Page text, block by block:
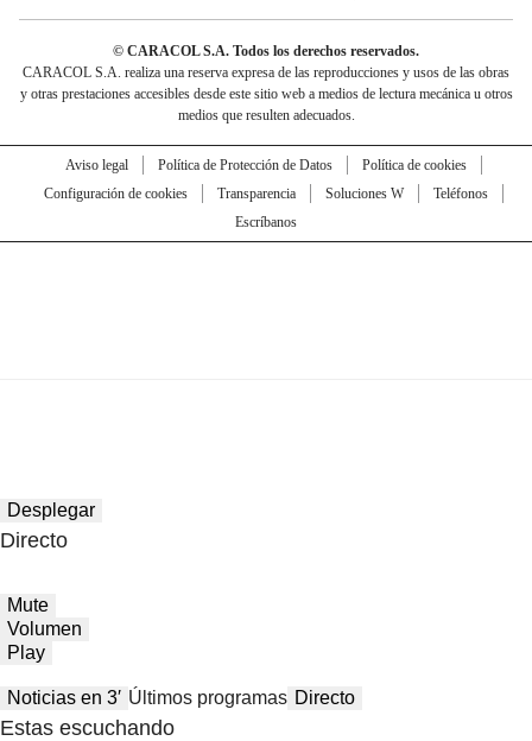
© CARACOL S.A. Todos los derechos reservados.
CARACOL S.A. realiza una reserva expresa de las reproducciones y usos de las obras
y otras prestaciones accesibles desde este sitio web a medios de lectura mecánica u otros
medios que resulten adecuados.
Aviso legal Política de Protección de Datos
Política de cookies
Configuración de cookies
Transparencia Soluciones W
Teléfonos
Escríbanos
Desplegar
Directo
Mute
Volumen
Play
Noticias en 3′ Últimos programas Directo
Estas escuchando